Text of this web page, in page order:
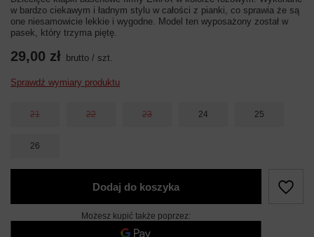
w bardzo ciekawym i ładnym stylu w całości z pianki, co sprawia że są
one niesamowicie lekkie i wygodne. Model ten wyposażony został w
pasek, który trzyma piętę.
29,00 zł brutto / szt.
Sprawdź wymiary produktu
21 22 23 24 25
26
Dodaj do koszyka
Możesz kupić także poprzez: